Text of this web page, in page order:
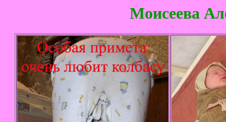
Моисеева